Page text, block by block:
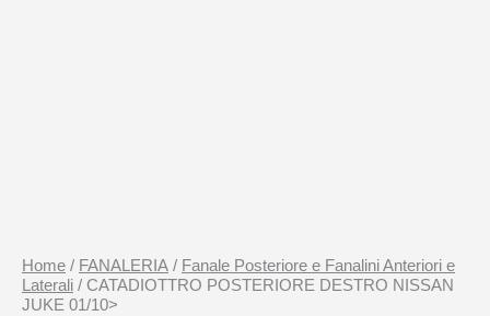
Home / FANALERIA / Fanale Posteriore e Fanalini Anteriori e
Laterali / CATADIOTTRO POSTERIORE DESTRO NISSAN
JUKE 01/10>